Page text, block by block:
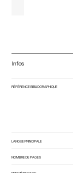
Infos
RÉFÉRENCE BIBLIOGRAPHIQUE
LANGUE PRINCIPALE
NOMBRE DE PAGES